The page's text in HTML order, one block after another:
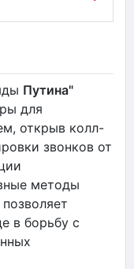
Путина"
для
открыв колл-
звонков от
методы
в борьбу с